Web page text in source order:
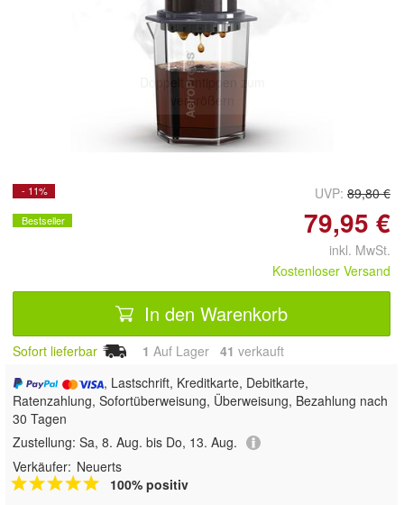
Doppelt antippen zum
vergrößern
- 11% UVP: 89,80 €
Bestseller 79,95 €
inkl. MwSt.
Kostenloser Versand
In den Warenkorb
Sofort lieferbar 1 Auf Lager 41 verkauft
, Lastschrift, Kreditkarte, Debitkarte,
Ratenzahlung, Sofortüberweisung, Überweisung, Bezahlung nach
30 Tagen
Zustellung: Sa, 8. Aug. bis Do, 13. Aug.
Verkäufer: Neuerts
100% positiv